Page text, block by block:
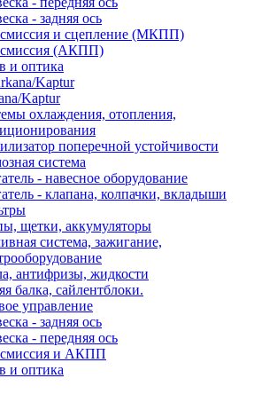
- задняя ось
и сцепление (МКПП)
(АКПП)
и оптика
Kaptur
охлаждения, отопления,
поперечной устойчивости
система
- навесное оборудование
- клапана, колпачки, вкладыши
щетки, аккумуляторы
система, зажигание,
антифризы, жидкости
балка, сайлентблоки.
управление
- задняя ось
- передняя ось
и АКПП
и оптика